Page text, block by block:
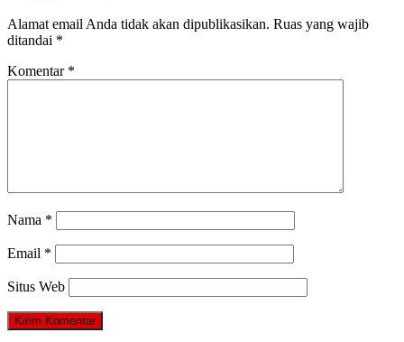
Alamat email Anda tidak akan dipublikasikan. Ruas yang wajib
ditandai *
Komentar *
Nama *
Email *
Situs Web